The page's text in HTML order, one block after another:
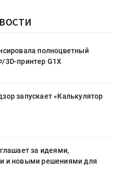
полноцветный
3D-принтер G1X
запускает «Калькулятор
за идеями,
и новыми решениями для